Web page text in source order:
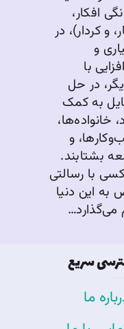
افکار،
و کردار)، در
و
با
در حل
به کمک
خانواده‌ها،
و
بشتابند.
با رسالتی
به این دنیا
می‌گذارد…
سریع
ما